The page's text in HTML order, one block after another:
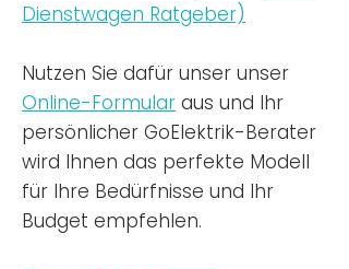
Dienstwagen Ratgeber)
Nutzen Sie dafür unser unser
Online-Formular aus und Ihr
persönlicher GoElektrik-Berater
wird Ihnen das perfekte Modell
für Ihre Bedürfnisse und Ihr
Budget empfehlen.